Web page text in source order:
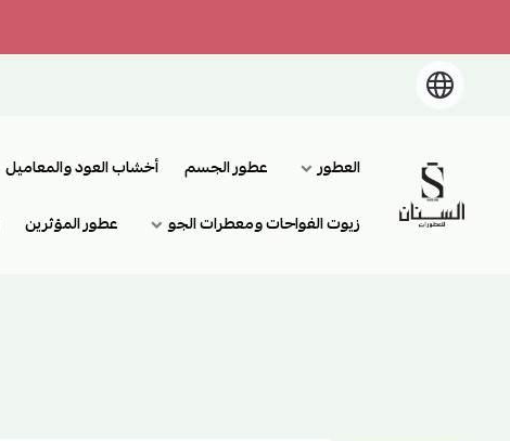
السنان للعطور والعسل الطبيعي
العطور عطور الجسم أخشاب العود والمعاميل
زيوت الفواحات ومعطرات الجو
عطور المؤثرين